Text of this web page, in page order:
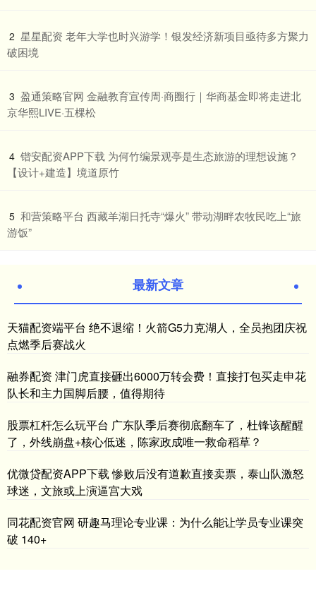
2 ​星星配资 老年大学也时兴游学！银发经济新项目亟待多方聚力
破困境
3 ​盈通策略官网 金融教育宣传周·商圈行｜华商基金即将走进北
京华熙LIVE·五棵松
4 ​锴安配资APP下载 为何竹编景观亭是生态旅游的理想设施？
【设计+建造】境道原竹
5 ​和营策略平台 西藏羊湖日托寺“爆火” 带动湖畔农牧民吃上“旅
游饭”
最新文章
天猫配资端平台 绝不退缩！火箭G5力克湖人，全员抱团庆祝
点燃季后赛战火
融券配资 津门虎直接砸出6000万转会费！直接打包买走申花
队长和主力国脚后腰，值得期待
股票杠杆怎么玩平台 广东队季后赛彻底翻车了，杜锋该醒醒
了，外线崩盘+核心低迷，陈家政成唯一救命稻草？
优微贷配资APP下载 惨败后没有道歉直接卖票，泰山队激怒
球迷，文旅或上演逼宫大戏
同花配资官网 研趣马理论专业课：为什么能让学员专业课突
破 140+